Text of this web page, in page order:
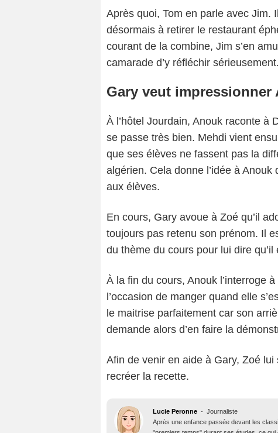
Après quoi, Tom en parle avec Jim.
désormais à retirer le restaurant
courant de la combine, Jim s’en
camarade d’y réfléchir sérieusement.
Gary veut impressionner
À l’hôtel Jourdain, Anouk raconte à
se passe très bien. Mehdi vient
que ses élèves ne fassent pas la
algérien. Cela donne l’idée à
aux élèves.
En cours, Gary avoue à Zoé qu’il
toujours pas retenu son prénom. Il
du thème du cours pour lui dire qu’il
À la fin du cours, Anouk l’interroge
l’occasion de manger quand elle
le maitrise parfaitement car son
demande alors d’en faire la
Afin de venir en aide à Gary, Zoé
recréer la recette.
Lucie Peronne - Journaliste
Après une enfance passée devant les